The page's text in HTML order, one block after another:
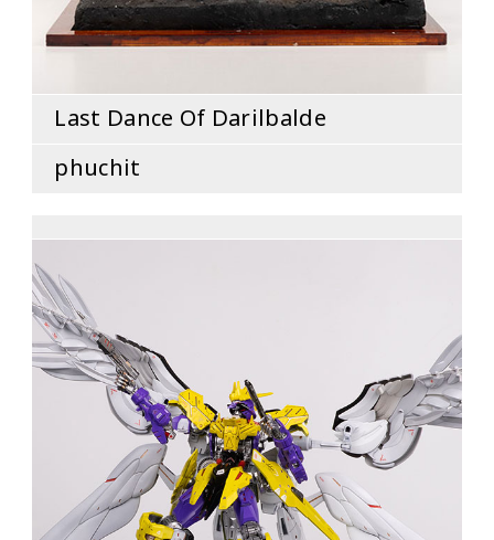
Last Dance Of Darilbalde
phuchit